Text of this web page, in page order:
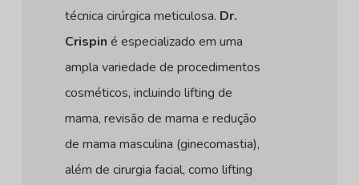
técnica cirúrgica meticulosa. Dr.
Crispin é especializado em uma
ampla variedade de procedimentos
cosméticos, incluindo lifting de
mama, revisão de mama e redução
de mama masculina (ginecomastia),
além de cirurgia facial, como lifting